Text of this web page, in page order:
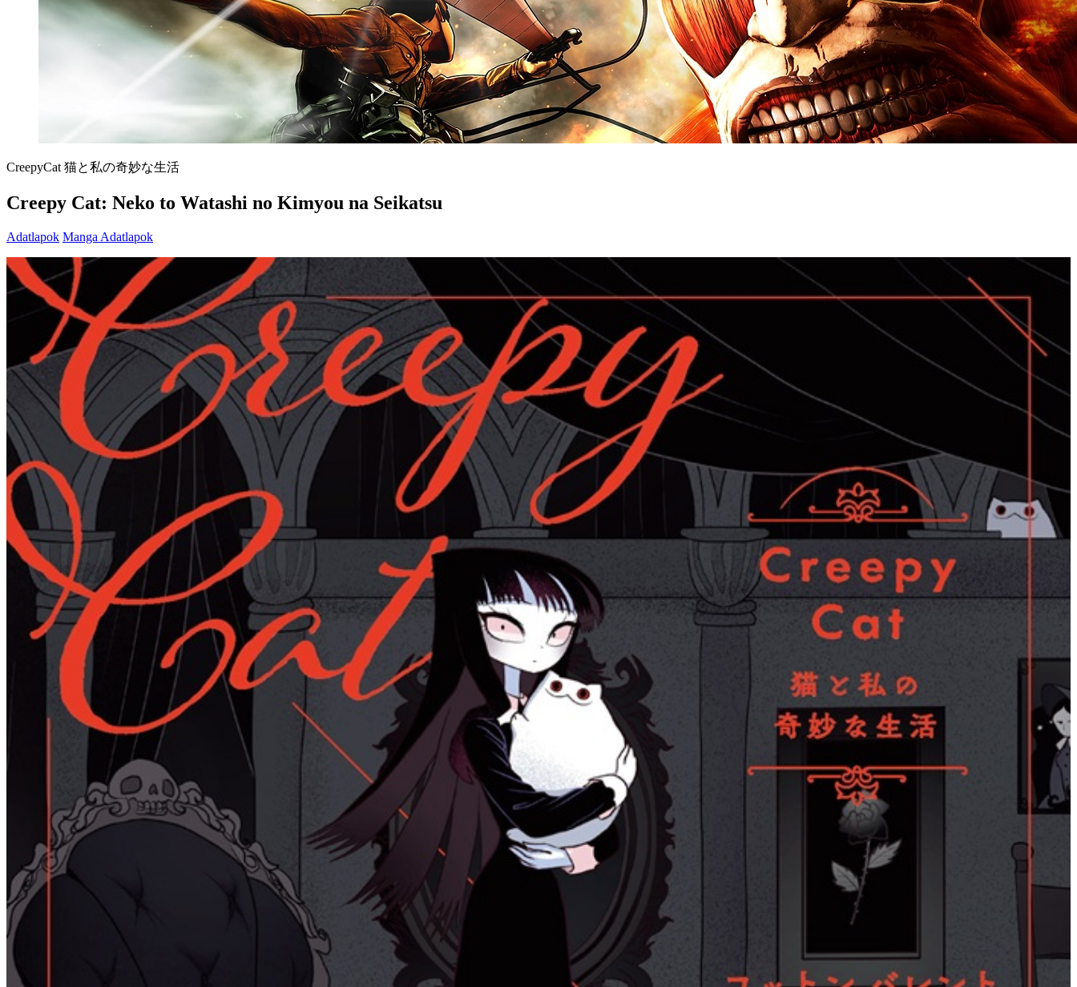
CreepyCat 猫と私の奇妙な生活
Creepy Cat: Neko to Watashi no Kimyou na Seikatsu
Adatlapok Manga Adatlapok